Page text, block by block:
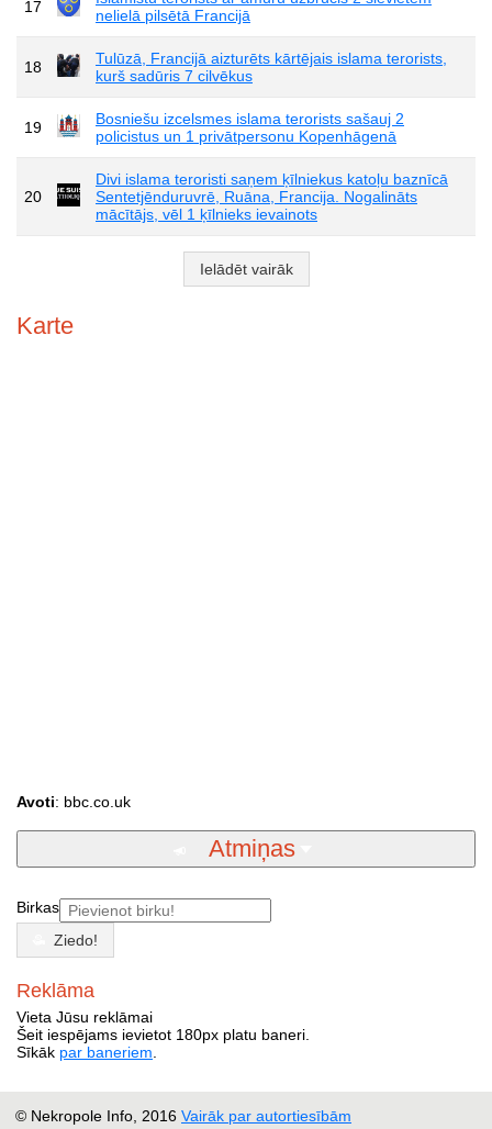
17
nelielā pilsētā Francijā
18
Tulūzā, Francijā aizturēts kārtējais islama terorists,
kurš sadūris 7 cilvēkus
19
Bosniešu izcelsmes islama terorists sašauj 2
policistus un 1 privātpersonu Kopenhāgenā
20
Divi islama teroristi saņem ķīlniekus katoļu baznīcā
Sentetjēnduruvrē, Ruāna, Francija. Nogalināts
mācītājs, vēl 1 ķīlnieks ievainots
Ielādēt vairāk
Karte
Avoti: bbc.co.uk
Atmiņas
Birkas
Ziedo!
Reklāma
Vieta Jūsu reklāmai
Šeit iespējams ievietot 180px platu baneri.
Sīkāk par baneriem
© Nekropole Info, 2016 Vairāk par autortiesībām